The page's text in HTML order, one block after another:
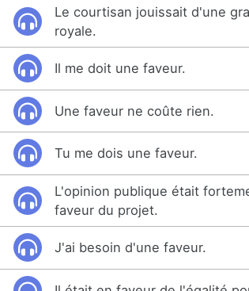
Le courtisan jouissait d'une
royale.
Il me doit une faveur.
Une faveur ne coûte rien.
Tu me dois une faveur.
L'opinion publique était
faveur du projet.
J'ai besoin d'une faveur.